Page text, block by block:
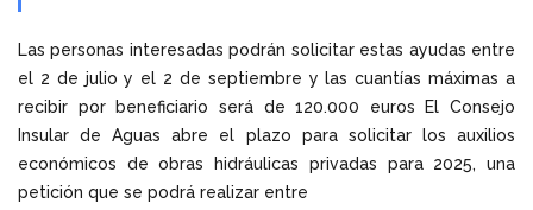
Las personas interesadas podrán solicitar estas ayudas entre
el 2 de julio y el 2 de septiembre y las cuantías máximas a
recibir por beneficiario será de 120.000 euros El Consejo
Insular de Aguas abre el plazo para solicitar los auxilios
económicos de obras hidráulicas privadas para 2025, una
petición que se podrá realizar entre